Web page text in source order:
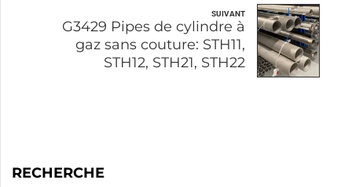
SUIVANT
G3429 Pipes de cylindre à
gaz sans couture: STH11,
STH12, STH21, STH22
RECHERCHE